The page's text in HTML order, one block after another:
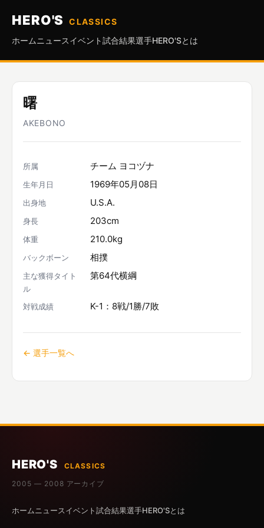
HERO'S
CLASSICS
ホーム ニュースイベント試合結果選手HERO'Sとは
曙
AKEBONO
所属 チーム ヨコヅナ
生年月日 1969年05月08日
出身地 U.S.A.
身長 203cm
体重 210.0kg
バックボーン 相撲
主な獲得タイト
ル
第64代横綱
対戦成績 K-1：8戦/1勝/7敗
← 選手一覧へ
HERO'S
CLASSICS
2005 — 2008 アーカイブ
ホームニュースイベント試合結果選手HERO'Sとは